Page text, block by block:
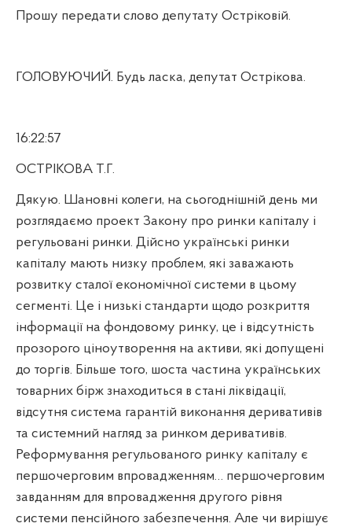
Прошу передати слово депутату Остріковій.
ГОЛОВУЮЧИЙ. Будь ласка, депутат Острікова.
16:22:57
ОСТРІКОВА Т.Г.
Дякую. Шановні колеги, на сьогоднішній день ми
розглядаємо проект Закону про ринки капіталу і
регульовані ринки. Дійсно українські ринки
капіталу мають низку проблем, які заважають
розвитку сталої економічної системи в цьому
сегменті. Це і низькі стандарти щодо розкриття
інформації на фондовому ринку, це і відсутність
прозорого ціноутворення на активи, які допущені
до торгів. Більше того, шоста частина українських
товарних бірж знаходиться в стані ліквідації,
відсутня система гарантій виконання деривативів
та системний нагляд за ринком деривативів.
Реформування регульованого ринку капіталу є
першочерговим впровадженням… першочерговим
завданням для впровадження другого рівня
системи пенсійного забезпечення. Але чи вирішує